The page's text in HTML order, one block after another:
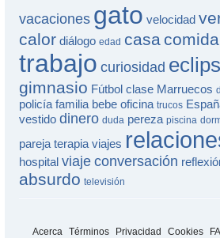
vacaciones gato velocidad
calor diálogo edad casa comida
trabajo curiosidad
gimnasio Fútbol clase Marruecos
policía familia bebe oficina trucos
vestido dinero duda pereza piscina
pareja terapia viajes
hospital viaje conversación
absurdo televisión
Acerca Términos Privacidad Cookies